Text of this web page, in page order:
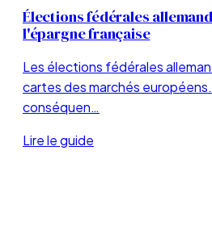
Élections fédérales
l'épargne française
Les élections fédérales
cartes des marchés
conséquen…
Lire le guide